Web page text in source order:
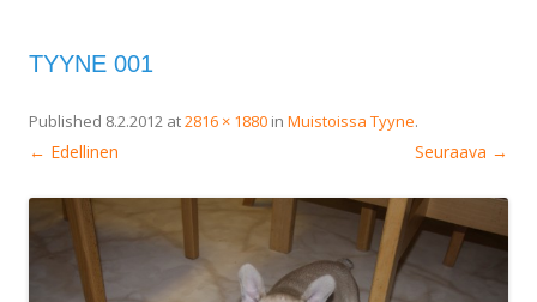
TYYNE 001
Published 8.2.2012 at2816 × 1880 in Muistoissa Tyyne.
← Edellinen Seuraava →